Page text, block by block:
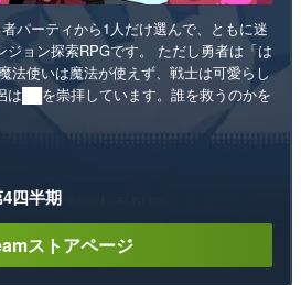
パーティから1人だけ選んで、ともに迷
ョン探索RPGです。 ただし勇者は「は
法使いは魔法が使えず、戦士は可愛らし
は██を崇拝しています。誰を救うのかを
四半期
ストアページ